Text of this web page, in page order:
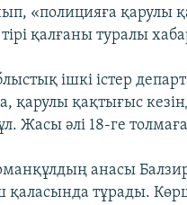
«полицияға қарулы
тірі қалғаны туралы
ішкі істер
қарулы қақтығыс
Жасы әлі 18-ге
анасы
қаласында тұрады.